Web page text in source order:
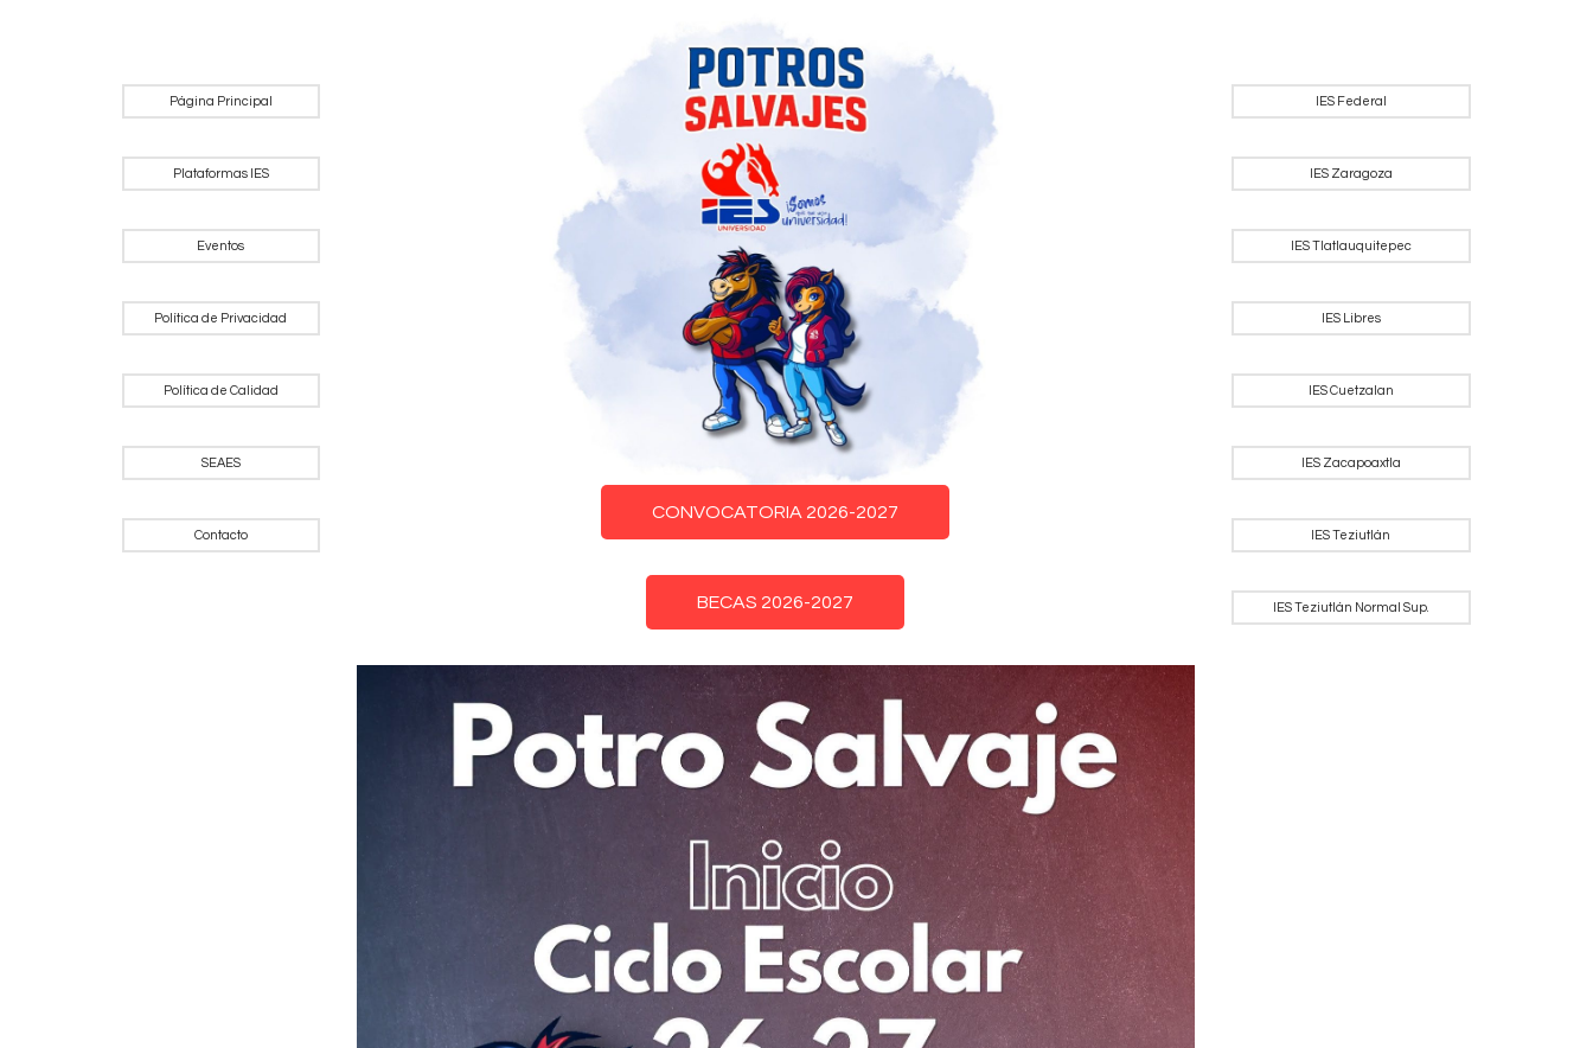
Página Principal
Plataformas IES
Eventos
Política de Privacidad
Política de Calidad
SEAES
Contacto
CONVOCATORIA 2026-2027
BECAS 2026-2027
IES Federal
IES Zaragoza
IES Tlatlauquitepec
IES Libres
IES Cuetzalan
IES Zacapoaxtla
IES Teziutlán
IES Teziutlán Normal Sup.